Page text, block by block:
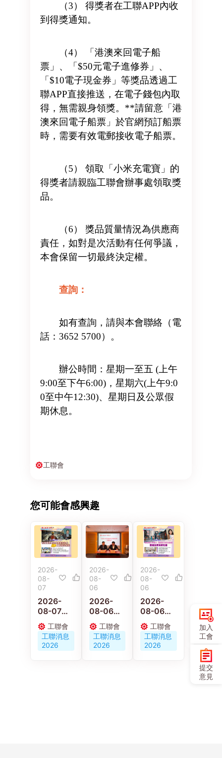
（3） 得獎者在工聯APP內收
到得獎通知。
（4） 「港澳來回電子船
票」、「$50元電子進修券」、
「$10電子現金券」等獎品透過工
聯APP直接推送，在電子錢包內取
得，無需親身領獎。**請留意「港
澳來回電子船票」於官網預訂船票
時，需要有效電郵接收電子船票。
（5） 領取「小米充電寶」的
得獎者請親臨工聯會辦事處領取獎
品。
（6） 獎品質量情況為供應商
責任，如對是次活動有任何爭議，
本會保留一切最終決定權。
查詢：
如有查詢，請與本會聯絡（電
話：3652 5700）。
辦公時間：星期一至五 (上午
9:00至下午6:00)，星期六(上午9:0
0至中午12:30)、星期日及公眾假
期休息。
工聯會
您可能會感興趣
2026-
08-
07
2026-
08-07
【施政報
告重點建
議】梁子
穎：政府
工聯會
工聯消息
2026
2026-
08-
06
2026-
08-06
京港工會
深化交流
合作 共促
人才培育
工聯會
工聯消息
2026
2026-
08-
06
2026-
08-06
【施政報
告重點建
議】陳穎
欣：倡政
工聯會
工聯消息
2026
加入
工會
提交
意見